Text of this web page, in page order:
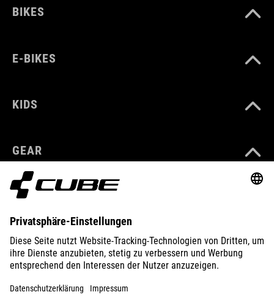
BIKES
E-BIKES
KIDS
GEAR
EQUIPMENT
SUPPORT
ÜBER UNS